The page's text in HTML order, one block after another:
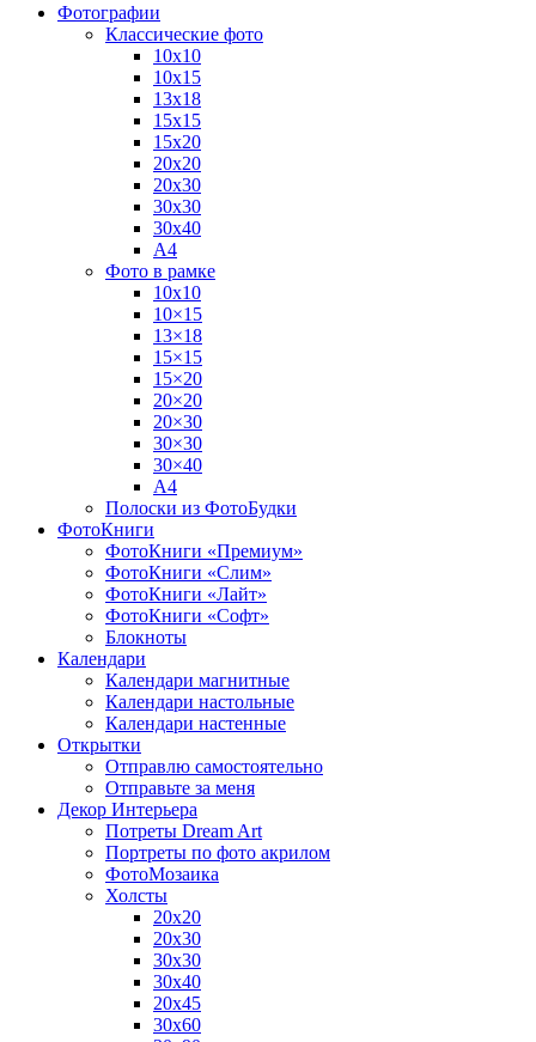
Фотографии
Классические фото
10х10
10х15
13х18
15х15
15х20
20х20
20х30
30х30
30х40
А4
Фото в рамке
10х10
10×15
13×18
15×15
15×20
20×20
20×30
30×30
30×40
A4
Полоски из ФотоБудки
ФотоКниги
ФотоКниги «Премиум»
ФотоКниги «Слим»
ФотоКниги «Лайт»
ФотоКниги «Софт»
Блокноты
Календари
Календари магнитные
Календари настольные
Календари настенные
Открытки
Отправлю самостоятельно
Отправьте за меня
Декор Интерьера
Потреты Dream Art
Портреты по фото акрилом
ФотоМозаика
Холсты
20х20
20х30
30х30
30х40
20х45
30х60